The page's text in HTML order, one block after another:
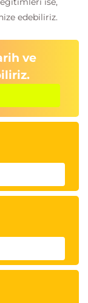
edebiliriz.
ve